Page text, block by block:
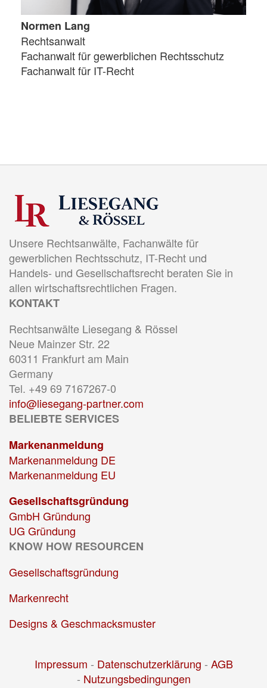
Normen Lang
Rechtsanwalt
Fachanwalt für gewerblichen Rechtsschutz
Fachanwalt für IT-Recht
Unsere Rechtsanwälte, Fachanwälte für
gewerblichen Rechtsschutz, IT-Recht und
Handels- und Gesellschaftsrecht beraten Sie in
allen wirtschaftsrechtlichen Fragen.
KONTAKT
Rechtsanwälte Liesegang & Rössel
Neue Mainzer Str. 22
60311 Frankfurt am Main
Germany
Tel. +49 69 7167267-0
info@liesegang-partner.com
BELIEBTE SERVICES
Markenanmeldung
Markenanmeldung DE
Markenanmeldung EU
Gesellschaftsgründung
GmbH Gründung
UG Gründung
KNOW HOW RESOURCEN
Gesellschaftsgründung
Markenrecht
Designs & Geschmacksmuster
Impressum - Datenschutzerklärung - AGB
- Nutzungsbedingungen